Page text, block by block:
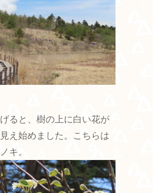
ると、樹の上に白い花が
え始めました。こちらは
キ。